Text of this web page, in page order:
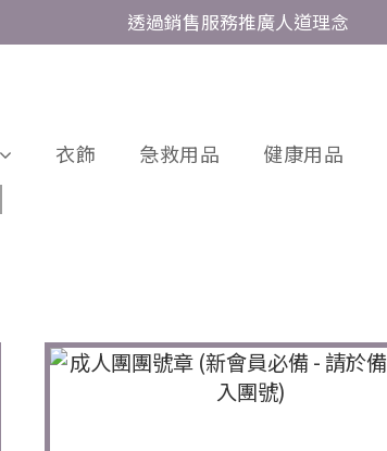
透過銷售服務推廣人道理念
衣飾 急救用品 健康用品